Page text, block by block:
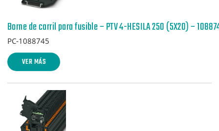
Borne de carril para fusible – PTV 4-HESILA 250 (5X20) –
PC-1088745
VER MÁS